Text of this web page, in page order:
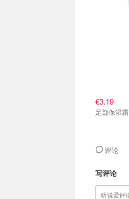
€3.19
足部保湿霜
评论
写评论